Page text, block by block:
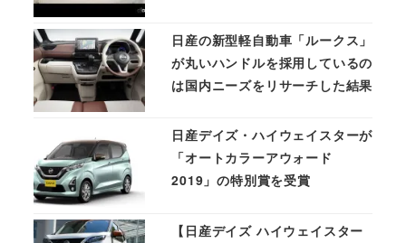
日産の新型軽自動車「ルークス」
が丸いハンドルを採用しているの
は国内ニーズをリサーチした結果
日産デイズ・ハイウェイスターが
「オートカラーアウォード
2019」の特別賞を受賞
【日産デイズ ハイウェイスター